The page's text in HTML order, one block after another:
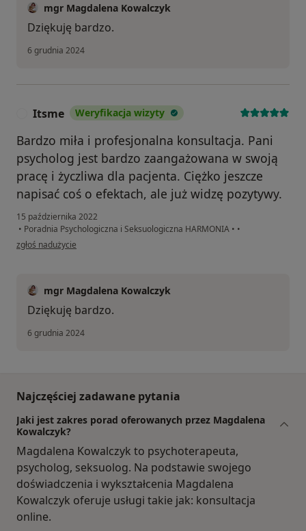
mgr Magdalena Kowalczyk
Dziękuję bardzo.
6 grudnia 2024
Itsme Weryfikacja wizyty
Bardzo miła i profesjonalna konsultacja. Pani
psycholog jest bardzo zaangażowana w swoją
pracę i życzliwa dla pacjenta. Ciężko jeszcze
napisać coś o efektach, ale już widzę pozytywy.
15 października 2022
• Poradnia Psychologiczna i Seksuologiczna HARMONIA • •
w opinii użytkownika Itsme
zgłoś nadużycie
mgr Magdalena Kowalczyk
Dziękuję bardzo.
6 grudnia 2024
Najczęściej zadawane pytania
Jaki jest zakres porad oferowanych przez Magdalena
Kowalczyk?
Magdalena Kowalczyk to psychoterapeuta,
psycholog, seksuolog. Na podstawie swojego
doświadczenia i wykształcenia Magdalena
Kowalczyk oferuje usługi takie jak: konsultacja
online.